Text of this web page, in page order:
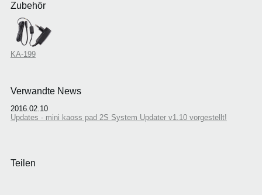
Zubehör
KA-199
Verwandte News
2016.02.10
Updates - mini kaoss pad 2S System Updater v1.10 vorgestellt!
Teilen